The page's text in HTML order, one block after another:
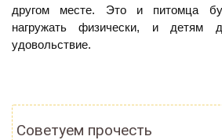
другом месте. Это и питомца
нагружать физически, и детям
удовольствие.
Советуем прочесть